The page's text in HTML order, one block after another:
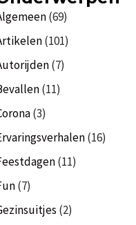
(69)
(101)
(7)
(11)
(3)
(16)
(11)
(7)
(2)